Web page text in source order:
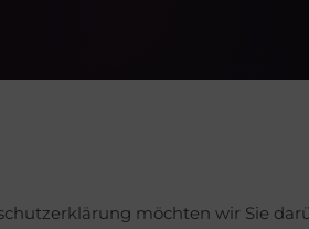
möchten wir Sie